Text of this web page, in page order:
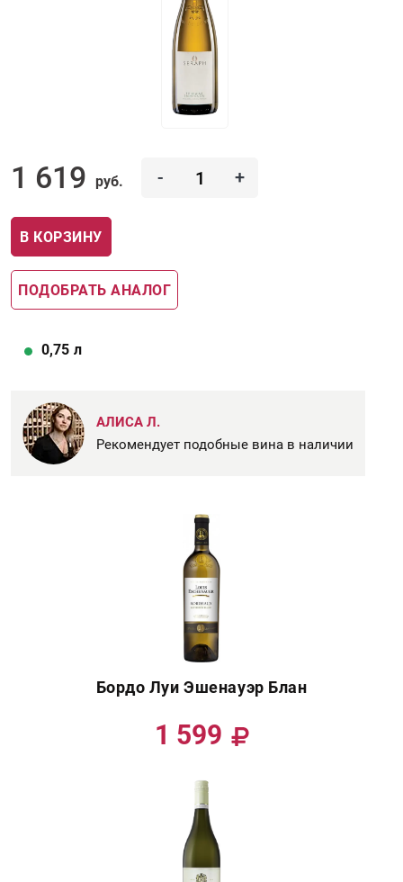
1 619 руб. - +
В КОРЗИНУ
ПОДОБРАТЬ АНАЛОГ
0,75 л
АЛИСА Л.
Рекомендует подобные вина в наличии
Бордо Луи Эшенауэр Блан
1 599